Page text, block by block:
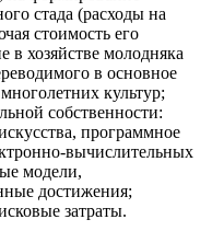
стада (расходы на
стоимость его
в хозяйстве молодняка
в основное
культур;
собственности:
программное
вычислительных
модели,
достижения;
затраты.